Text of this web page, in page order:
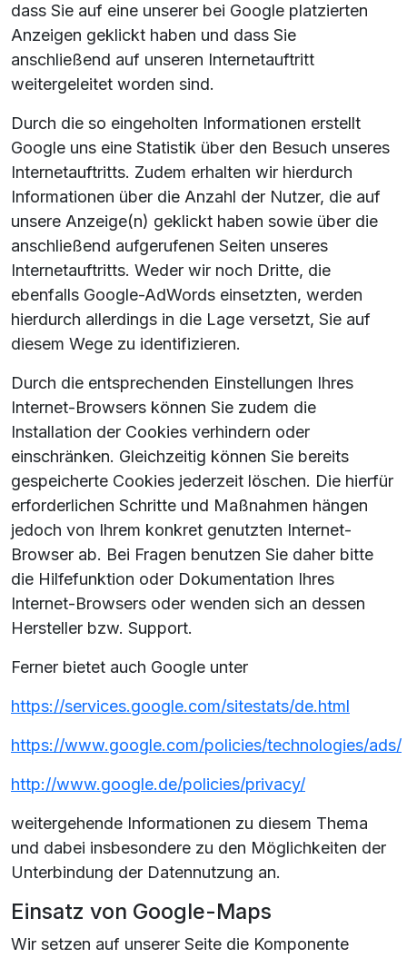
dass Sie auf eine unserer bei Google platzierten
Anzeigen geklickt haben und dass Sie
anschließend auf unseren Internetauftritt
weitergeleitet worden sind.
Durch die so eingeholten Informationen erstellt
Google uns eine Statistik über den Besuch unseres
Internetauftritts. Zudem erhalten wir hierdurch
Informationen über die Anzahl der Nutzer, die auf
unsere Anzeige(n) geklickt haben sowie über die
anschließend aufgerufenen Seiten unseres
Internetauftritts. Weder wir noch Dritte, die
ebenfalls Google-AdWords einsetzten, werden
hierdurch allerdings in die Lage versetzt, Sie auf
diesem Wege zu identifizieren.
Durch die entsprechenden Einstellungen Ihres
Internet-Browsers können Sie zudem die
Installation der Cookies verhindern oder
einschränken. Gleichzeitig können Sie bereits
gespeicherte Cookies jederzeit löschen. Die hierfür
erforderlichen Schritte und Maßnahmen hängen
jedoch von Ihrem konkret genutzten Internet-
Browser ab. Bei Fragen benutzen Sie daher bitte
die Hilfefunktion oder Dokumentation Ihres
Internet-Browsers oder wenden sich an dessen
Hersteller bzw. Support.
Ferner bietet auch Google unter
https://services.google.com/sitestats/de.html
https://www.google.com/policies/technologies/ads/
http://www.google.de/policies/privacy/
weitergehende Informationen zu diesem Thema
und dabei insbesondere zu den Möglichkeiten der
Unterbindung der Datennutzung an.
Einsatz von Google-Maps
Wir setzen auf unserer Seite die Komponente